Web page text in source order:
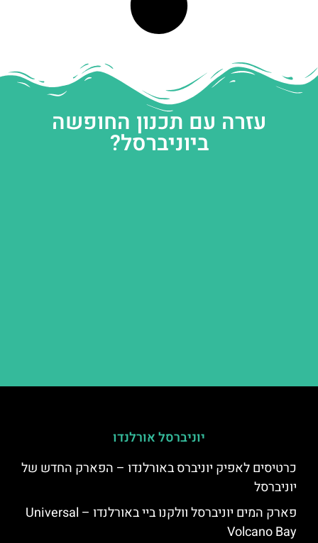
עזרה עם תכנון החופשה
ביוניברסל?
יוניברסל אורלנדו
כרטיסים לאפיק יוניברס באורלנדו – הפארק החדש של
יוניברסל
פארק המים יוניברסל וולקנו ביי באורלנדו – Universal
Volcano Bay